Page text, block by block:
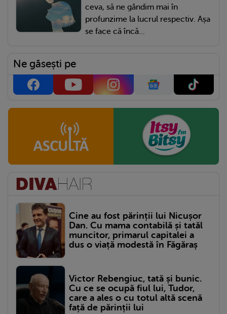
ceva, să ne gândim mai în
profunzime la lucrul respectiv. Așa
se face că încă...
Ne găsești pe
Cine au fost părinții lui Nicușor
Dan. Cu mama contabilă și tatăl
muncitor, primarul capitalei a
dus o viață modestă în Făgăraș
Victor Rebengiuc, tată și bunic.
Cu ce se ocupă fiul lui, Tudor,
care a ales o cu totul altă scenă
față de părinții lui